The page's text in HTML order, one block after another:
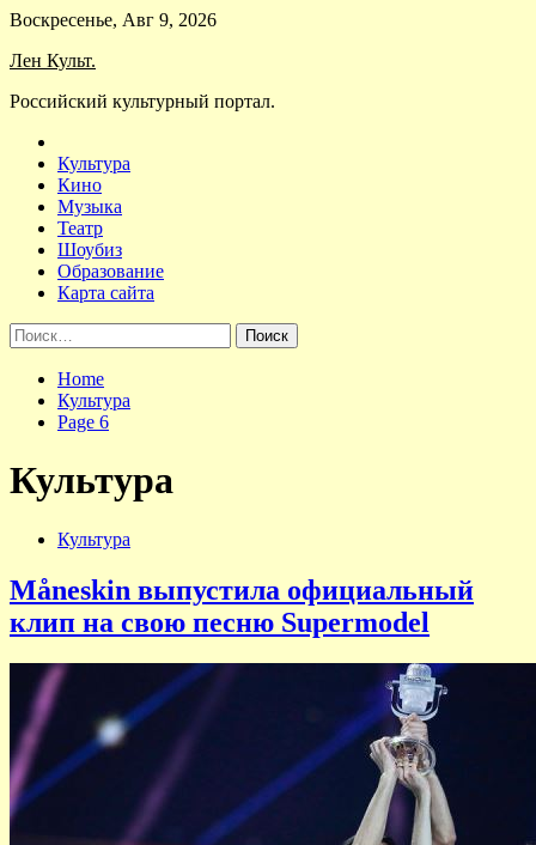
Skip
content
Воскресенье, Авг 9, 2026
Лен Культ.
Российский культурный портал.
Культура
Кино
Музыка
Театр
Шоубиз
Образование
Карта сайта
Найти:
Home
Культура
Page 6
Культура
Культура
Måneskin выпустила официальный
клип на свою песню Supermodel